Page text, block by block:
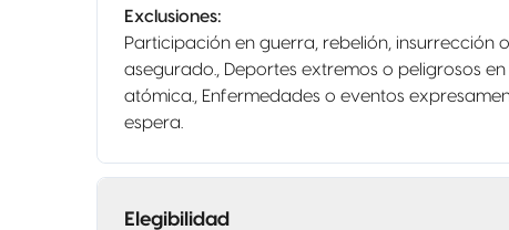
Exclusiones:
Participación en guerra, rebelión, insurrección
asegurado., Deportes extremos o peligrosos
atómica., Enfermedades o eventos
espera.
Elegibilidad